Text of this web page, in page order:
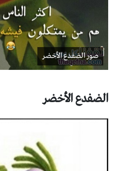
صور الضفدع الأخضر
الضفدع الأخضر